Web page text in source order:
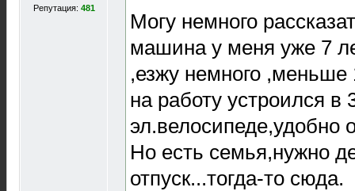
Репутация: 481
Могу немного
машина у меня уже 7
,езжу немного ,меньше
на работу устроился в
эл.велосипеде,удобно
Но есть семья,нужно
отпуск...тогда-то сюда.